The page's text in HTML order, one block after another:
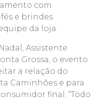
com
e brindes
da loja.
Assistente
Grossa, o evento
a relação do
Caminhões e para
final. “Todo